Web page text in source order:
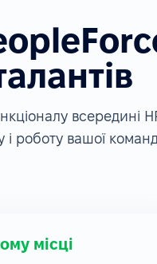
всередині
роботу вашої
місці